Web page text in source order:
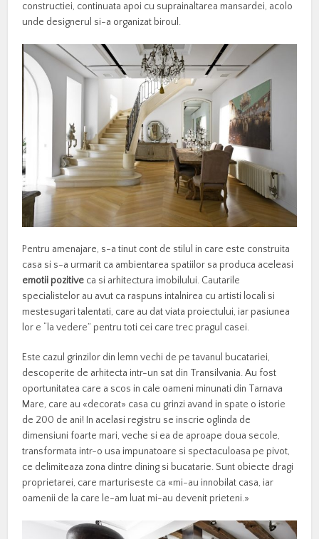
constructiei, continuata apoi cu suprainaltarea mansardei, acolo
unde designerul si-a organizat biroul.
Pentru amenajare, s-a tinut cont de stilul in care este construita
casa si s-a urmarit ca ambientarea spatiilor sa produca aceleasi
emotii pozitive ca si arhitectura imobilului. Cautarile
specialistelor au avut ca raspuns intalnirea cu artisti locali si
mestesugari talentati, care au dat viata proiectului, iar pasiunea
lor e “la vedere” pentru toti cei care trec pragul casei.
Este cazul grinzilor din lemn vechi de pe tavanul bucatariei,
descoperite de arhitecta intr-un sat din Transilvania. Au fost
oportunitatea care a scos in cale oameni minunati din Tarnava
Mare, care au «decorat» casa cu grinzi avand in spate o istorie
de 200 de ani! In acelasi registru se inscrie oglinda de
dimensiuni foarte mari, veche si ea de aproape doua secole,
transformata intr-o usa impunatoare si spectaculoasa pe pivot,
ce delimiteaza zona dintre dining si bucatarie. Sunt obiecte dragi
proprietarei, care marturiseste ca «mi-au innobilat casa, iar
oamenii de la care le-am luat mi-au devenit prieteni.»